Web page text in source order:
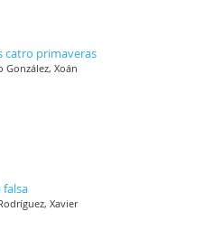
catro primaveras
González, Xoán
falsa
Xavier